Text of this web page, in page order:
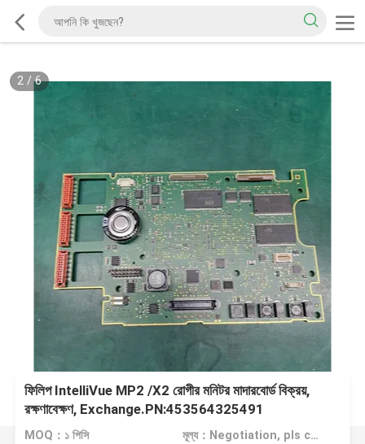
2/6
ফিলিপ IntelliVue MP2 /X2 রোগীর মনিটর মাদারবোর্ড বিক্রয়,
রক্ষণাবেক্ষণ, Exchange.PN:453564325491
MOQ：১ পিসি মূল্য：Negotiation, pls contact me